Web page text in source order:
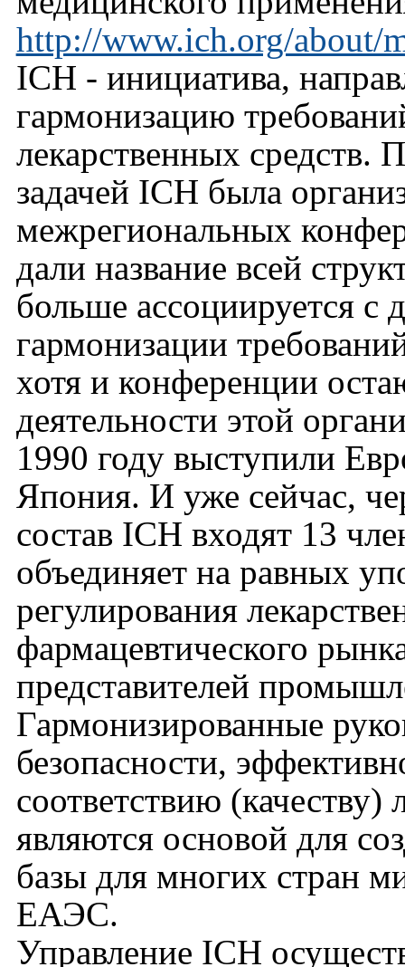
http://www.ich.org/about/
ICH - инициатива,
гармонизацию
лекарственных средств.
задачей ICH была
межрегиональных
дали название всей
больше ассоциируется с
гармонизации
хотя и конференции
деятельности этой
1990 году выступили
Япония. И уже сейчас,
состав ICH входят 13
объединяет на равных
регулирования
фармацевтического
представителей
Гармонизированные
безопасности,
соответствию (качеству)
являются основой для
базы для многих стран
ЕАЭС.
Управление ICH